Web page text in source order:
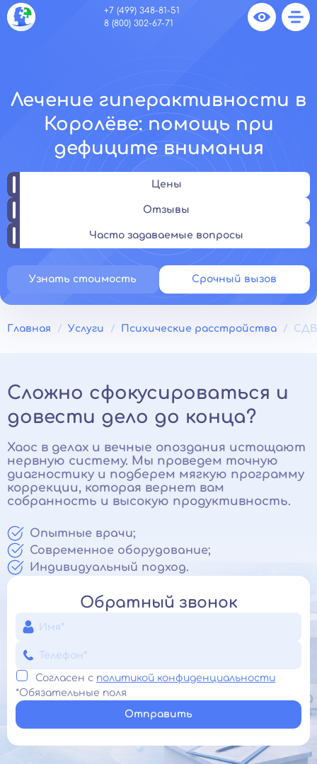
+7 (499) 348-81-51
8 (800) 302-67-71
Лечение гиперактивности в
Королёве: помощь при
дефиците внимания
Цены
Отзывы
Часто задаваемые вопросы
Узнать стоимость Срочный вызов
Главная Услуги Психические расстройства
Сложно сфокусироваться и
довести дело до конца?
Хаос в делах и вечные опоздания истощают
нервную систему. Мы проведем точную
диагностику и подберем мягкую программу
коррекции, которая вернет вам
собранность и высокую продуктивность.
Опытные врачи;
Современное оборудование;
Индивидуальный подход.
Обратный звонок
Согласен с политикой конфиденциальности
*Обязательные поля
Отправить